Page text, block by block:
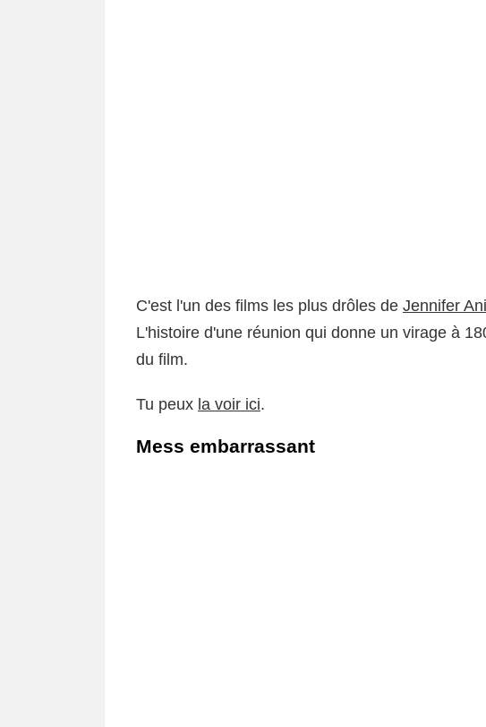
C'est l'un des films les plus drôles de Jennifer
L'histoire d'une réunion qui donne un virage à
du film.
Tu peux la voir ici.
Mess embarrassant